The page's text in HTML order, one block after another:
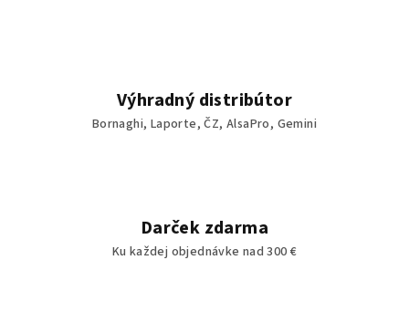
Výhradný distribútor
Bornaghi, Laporte, ČZ, AlsaPro, Gemini
Darček zdarma
Ku každej objednávke nad 300 €